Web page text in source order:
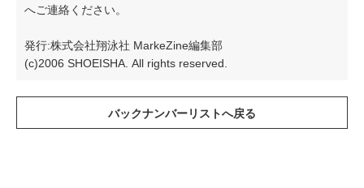
へご連絡ください。
発行:株式会社翔泳社 MarkeZine編集部
(c)2006 SHOEISHA. All rights reserved.